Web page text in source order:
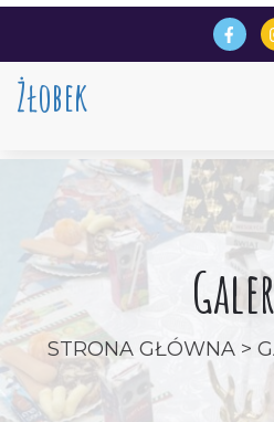
Żłobek
STRONA GŁÓWNA >